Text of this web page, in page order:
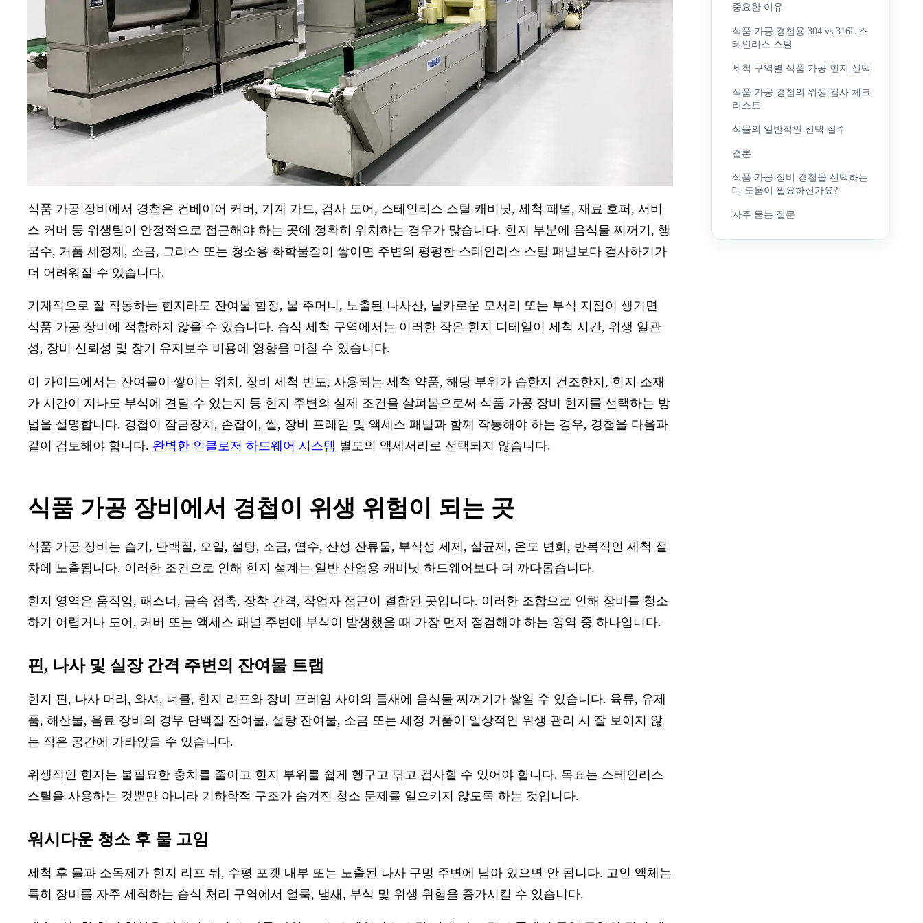
중요한 이유
식품 가공 경첩용 304 vs 316L 스
테인리스 스틸
세척 구역별 식품 가공 힌지 선택
식품 가공 경첩의 위생 검사 체크
리스트
식물의 일반적인 선택 실수
결론
식품 가공 장비 경첩을 선택하는
데 도움이 필요하신가요?
자주 묻는 질문
식품 가공 장비에서 경첩은 컨베이어 커버, 기계 가드, 검사 도어, 스테인리스 스틸 캐비닛, 세척 패널, 재료 호퍼, 서비
스 커버 등 위생팀이 안정적으로 접근해야 하는 곳에 정확히 위치하는 경우가 많습니다. 힌지 부분에 음식물 찌꺼기, 헹
굼수, 거품 세정제, 소금, 그리스 또는 청소용 화학물질이 쌓이면 주변의 평평한 스테인리스 스틸 패널보다 검사하기가
더 어려워질 수 있습니다.
기계적으로 잘 작동하는 힌지라도 잔여물 함정, 물 주머니, 노출된 나사산, 날카로운 모서리 또는 부식 지점이 생기면
식품 가공 장비에 적합하지 않을 수 있습니다. 습식 세척 구역에서는 이러한 작은 힌지 디테일이 세척 시간, 위생 일관
성, 장비 신뢰성 및 장기 유지보수 비용에 영향을 미칠 수 있습니다.
이 가이드에서는 잔여물이 쌓이는 위치, 장비 세척 빈도, 사용되는 세척 약품, 해당 부위가 습한지 건조한지, 힌지 소재
가 시간이 지나도 부식에 견딜 수 있는지 등 힌지 주변의 실제 조건을 살펴봄으로써 식품 가공 장비 힌지를 선택하는 방
법을 설명합니다. 경첩이 잠금장치, 손잡이, 씰, 장비 프레임 및 액세스 패널과 함께 작동해야 하는 경우, 경첩을 다음과
같이 검토해야 합니다. 완벽한 인클로저 하드웨어 시스템 별도의 액세서리로 선택되지 않습니다.
식품 가공 장비에서 경첩이 위생 위험이 되는 곳
식품 가공 장비는 습기, 단백질, 오일, 설탕, 소금, 염수, 산성 잔류물, 부식성 세제, 살균제, 온도 변화, 반복적인 세척 절
차에 노출됩니다. 이러한 조건으로 인해 힌지 설계는 일반 산업용 캐비닛 하드웨어보다 더 까다롭습니다.
힌지 영역은 움직임, 패스너, 금속 접촉, 장착 간격, 작업자 접근이 결합된 곳입니다. 이러한 조합으로 인해 장비를 청소
하기 어렵거나 도어, 커버 또는 액세스 패널 주변에 부식이 발생했을 때 가장 먼저 점검해야 하는 영역 중 하나입니다.
핀, 나사 및 실장 간격 주변의 잔여물 트랩
힌지 핀, 나사 머리, 와셔, 너클, 힌지 리프와 장비 프레임 사이의 틈새에 음식물 찌꺼기가 쌓일 수 있습니다. 육류, 유제
품, 해산물, 음료 장비의 경우 단백질 잔여물, 설탕 잔여물, 소금 또는 세정 거품이 일상적인 위생 관리 시 잘 보이지 않
는 작은 공간에 가라앉을 수 있습니다.
위생적인 힌지는 불필요한 충치를 줄이고 힌지 부위를 쉽게 헹구고 닦고 검사할 수 있어야 합니다. 목표는 스테인리스
스틸을 사용하는 것뿐만 아니라 기하학적 구조가 숨겨진 청소 문제를 일으키지 않도록 하는 것입니다.
워시다운 청소 후 물 고임
세척 후 물과 소독제가 힌지 리프 뒤, 수평 포켓 내부 또는 노출된 나사 구멍 주변에 남아 있으면 안 됩니다. 고인 액체는
특히 장비를 자주 세척하는 습식 처리 구역에서 얼룩, 냄새, 부식 및 위생 위험을 증가시킬 수 있습니다.